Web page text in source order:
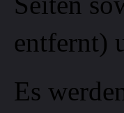
entfernt)
Es